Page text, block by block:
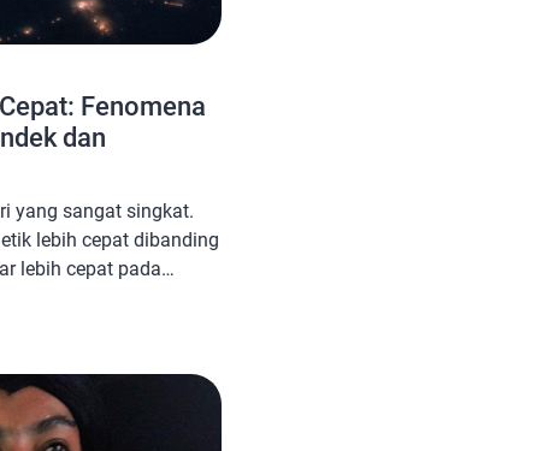
Fenomena
dan
yang sangat singkat.
lebih cepat dibanding
lebih cepat pada
lebih pendek akan
5 Agustus
timeanddate.com.
menjadi lebih […]